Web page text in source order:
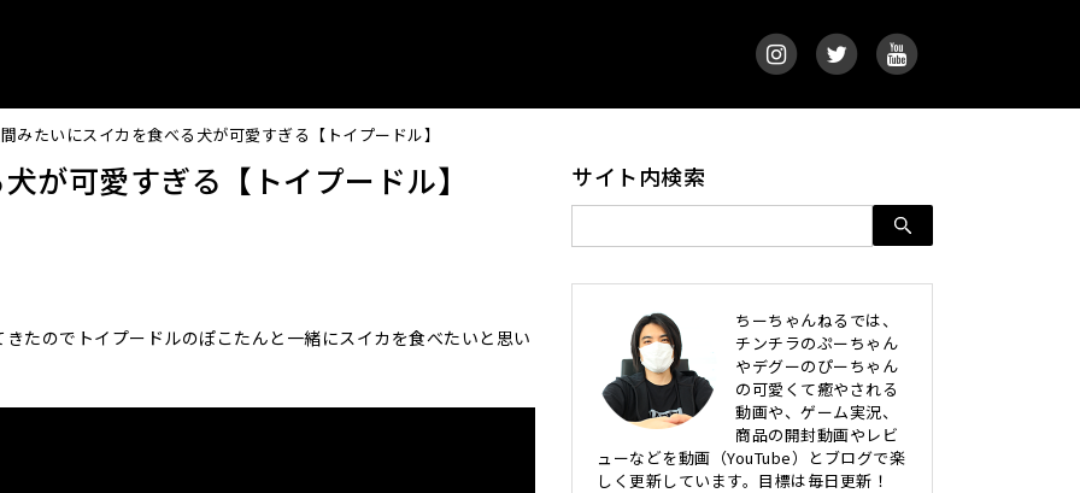
みたいにスイカを食べる犬が可愛すぎる【トイプードル】
が可愛すぎる【トイプードル】
たのでトイプードルのぽこたんと一緒にスイカを食べたいと思い
サイト内検索
ちーちゃんねるでは、
チンチラのぷーちゃん
やデグーのぴーちゃん
の可愛くて癒やされる
動画や、ゲーム実況、
商品の開封動画やレビ
ューなどを動画（YouTube）とブログで楽
しく更新しています。目標は毎日更新！